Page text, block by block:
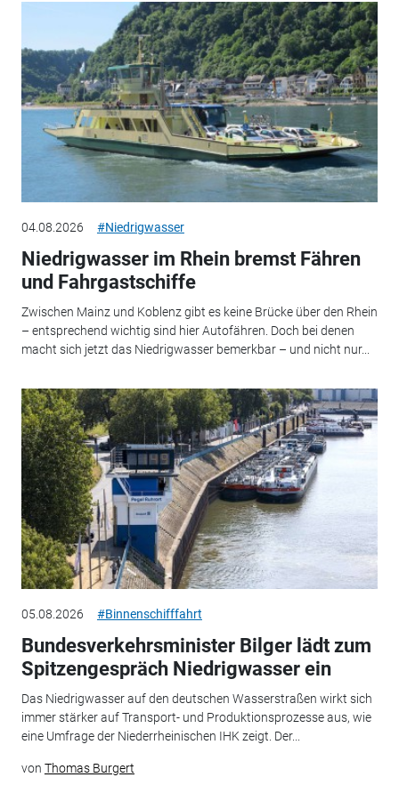
04.08.2026 #Niedrigwasser
Niedrigwasser im Rhein bremst Fähren
und Fahrgastschiffe
Zwischen Mainz und Koblenz gibt es keine Brücke über den Rhein
– entsprechend wichtig sind hier Autofähren. Doch bei denen
macht sich jetzt das Niedrigwasser bemerkbar – und nicht nur...
05.08.2026 #Binnenschifffahrt
Bundesverkehrsminister Bilger lädt zum
Spitzengespräch Niedrigwasser ein
Das Niedrigwasser auf den deutschen Wasserstraßen wirkt sich
immer stärker auf Transport- und Produktionsprozesse aus, wie
eine Umfrage der Niederrheinischen IHK zeigt. Der...
von Thomas Burgert